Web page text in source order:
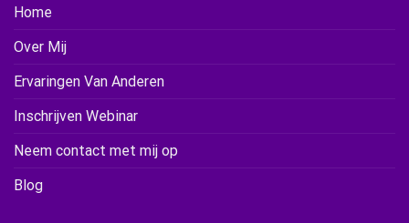
Home
Over Mij
Ervaringen Van Anderen
Inschrijven Webinar
Neem contact met mij op
Blog